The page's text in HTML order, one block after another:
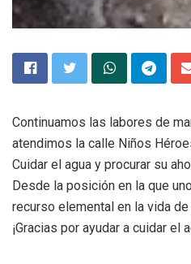
Continuamos las labores de
atendimos la calle Niños
Cuidar el agua y procurar su
Desde la posición en la que
recurso elemental en la vida
¡Gracias por ayudar a cuidar el